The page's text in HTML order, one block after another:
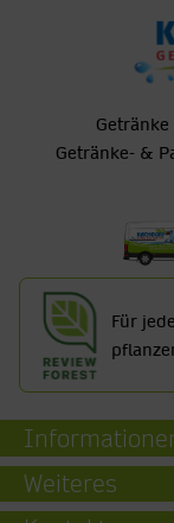
Getränke
Getränke- &
Für
Weiteres